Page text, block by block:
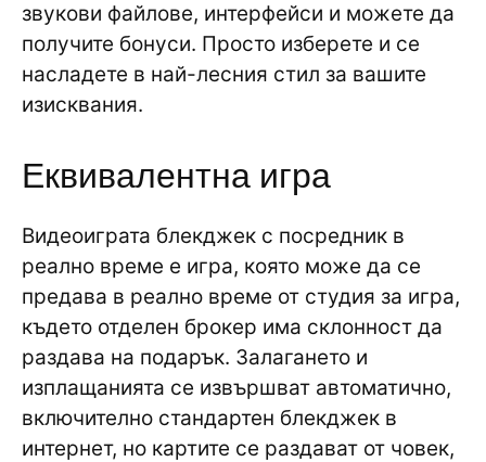
звукови файлове, интерфейси и можете да
получите бонуси. Просто изберете и се
насладете в най-лесния стил за вашите
изисквания.
Еквивалентна игра
Видеоиграта блекджек с посредник в
реално време е игра, която може да се
предава в реално време от студия за игра,
където отделен брокер има склонност да
раздава на подарък. Залагането и
изплащанията се извършват автоматично,
включително стандартен блекджек в
интернет, но картите се раздават от човек,